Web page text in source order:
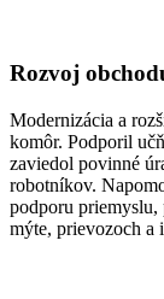
Rozvoj
Modernizácia a
komôr. Podporil
zaviedol povinné
robotníkov.
podporu priemyslu,
mýte, prievozoch a